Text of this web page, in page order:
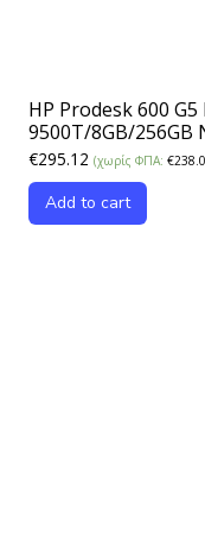
HP Prodesk 600 G5
9500T/8GB/256GB
€295.12 (χωρίς ΦΠΑ:€
Add to cart